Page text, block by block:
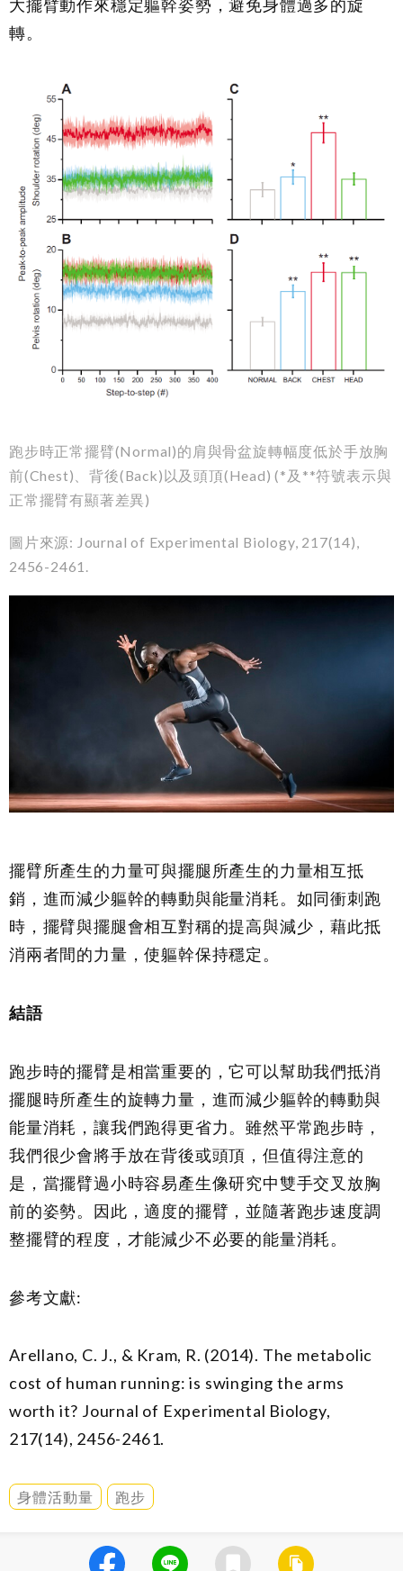
大擺臂動作來穩定軀幹姿勢，避免身體過多的旋
轉。
跑步時正常擺臂(Normal)的肩與骨盆旋轉幅度低於手放胸
前(Chest) 、背後(Back) 以及頭頂(Head) (* 及 **符號表示與
正常擺臂有顯著差異)
圖片來源: Journal of Experimental Biology, 217(14),
2456-2461.
擺臂所產生的力量可與擺腿所產生的力量相互抵
銷，進而減少軀幹的轉動與能量消耗。如同衝刺跑
時，擺臂與擺腿會相互對稱的提高與減少，藉此抵
消兩者間的力量，使軀幹保持穩定。
結語
跑步時的擺臂是相當重要的，它可以幫助我們抵消
擺腿時所產生的旋轉力量，進而減少軀幹的轉動與
能量消耗，讓我們跑得更省力。雖然平常跑步時，
我們很少會將手放在背後或頭頂，但值得注意的
是，當擺臂過小時容易產生像研究中雙手交叉放胸
前的姿勢。因此，適度的擺臂，並隨著跑步速度調
整擺臂的程度，才能減少不必要的能量消耗。
參考文獻:
Arellano, C. J., & Kram, R. (2014). The metabolic
cost of human running: is swinging the arms
worth it? Journal of Experimental Biology,
217(14), 2456-2461.
身體活動量 跑步